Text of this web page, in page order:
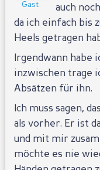
Gast
auch
da ich einfach bis
Heels getragen
Irgendwann habe
inzwischen trage
Absätzen für ihn.
Ich muss sagen,
als vorher. Er ist
und mit mir
möchte es nie